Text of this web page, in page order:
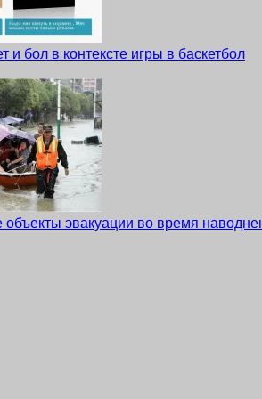
и бол в контексте игры в баскетбол
объекты эвакуации во время